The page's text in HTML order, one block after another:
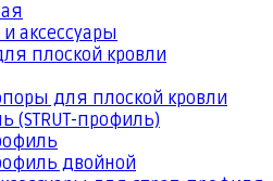
аксессуары
плоской кровли
для плоской кровли
(STRUT-профиль)
двойной